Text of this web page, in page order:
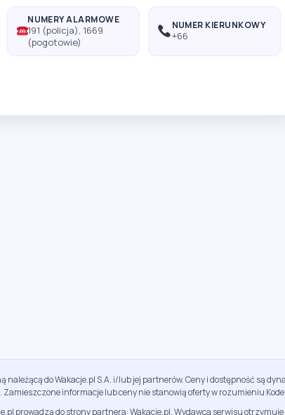
NUMERY ALARMOWE
191 (policja), 1669
(pogotowie)
NUMER KIERUNKOWY
+66
do Wakacje.pl S.A. i/lub jej partnerów. Ceny i dostępność są
informacje lub ceny nie stanowią oferty w rozumieniu
prowadzą do strony partnera: Wakacje.pl. Wydawca serwisu